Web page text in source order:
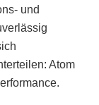
und
Atom